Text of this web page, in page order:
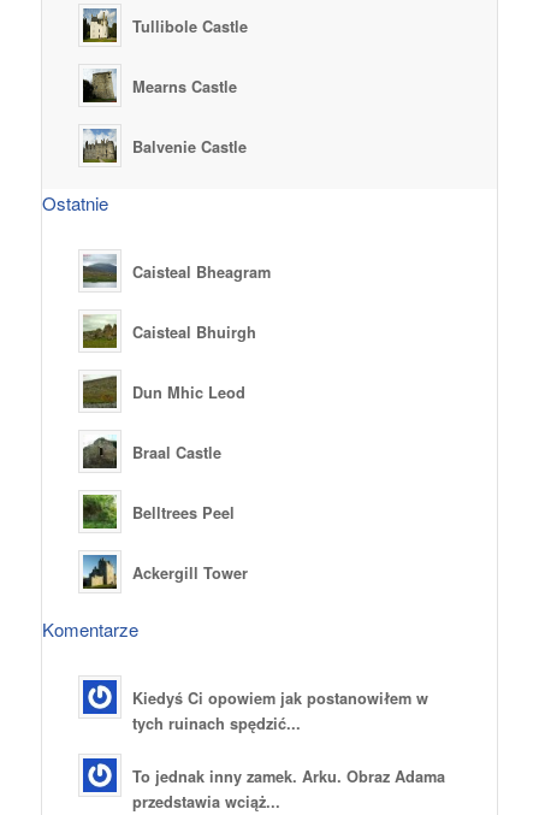
Tullibole Castle
Mearns Castle
Balvenie Castle
Ostatnie
Caisteal Bheagram
Caisteal Bhuirgh
Dun Mhic Leod
Braal Castle
Belltrees Peel
Ackergill Tower
Komentarze
Kiedyś Ci opowiem jak postanowiłem w
tych ruinach spędzić...
To jednak inny zamek. Arku. Obraz Adama
przedstawia wciąż...